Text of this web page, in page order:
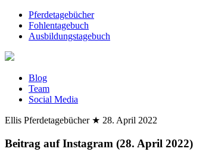
Pferdetagebücher
Fohlentagebuch
Ausbildungstagebuch
Blog
Team
Social Media
Ellis Pferdetagebücher ★ 28. April 2022
Beitrag auf Instagram (28. April 2022)